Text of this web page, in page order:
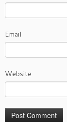
Email
Website